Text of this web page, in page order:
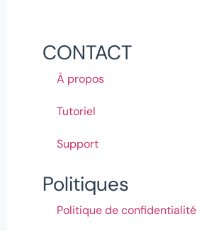
CONTACT
À propos
Tutoriel
Support
Politiques
Politique de confidentialité